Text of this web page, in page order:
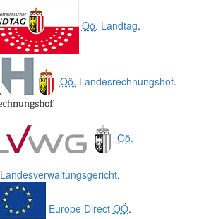
Oö. Landtag.
Oö. Landesrechnungshof.
Oö.
Landesverwaltungsgericht.
Europe Direct OÖ.